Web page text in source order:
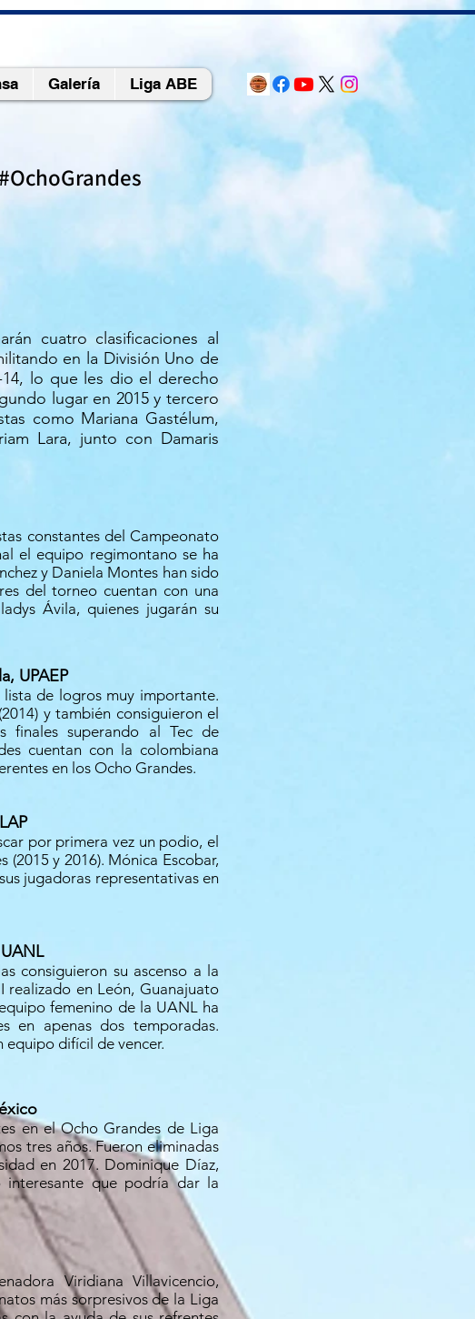
Galería Liga ABE
cuatro clasificaciones al
en la División Uno de
14, lo que les dio el derecho
lugar en 2015 y tercero
como Mariana Gastélum,
Lara, junto con Damaris
constantes del Campeonato
el equipo regimontano se ha
y Daniela Montes han sido
del torneo cuentan con una
Ávila, quienes jugarán su
UPAEP
de logros muy importante.
y también consiguieron el
finales superando al Tec de
cuentan con la colombiana
en los Ocho Grandes.
por primera vez un podio, el
(2015 y 2016). Mónica Escobar,
jugadoras representativas en
consiguieron su ascenso a la
en León, Guanajuato
femenino de la UANL ha
en apenas dos temporadas.
equipo difícil de vencer.
en el Ocho Grandes de Liga
tres años. Fueron eliminadas
en 2017. Dominique Díaz,
interesante que podría dar la
Viridiana Villavicencio,
más sorpresivos de la Liga